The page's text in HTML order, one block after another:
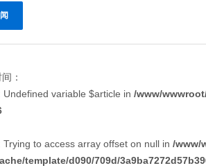
：
Undefined variable $article in /www/
Trying to access array offset on null in /www/
template/d090/709d/